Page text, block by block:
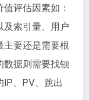
评估因素如：
索引量、用户
要还是需要根
据则需要找钡
、PV、跳出